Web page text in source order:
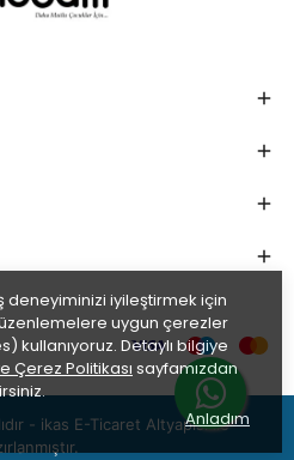
deneyiminizi iyileştirmek için
uygun çerezler
kullanıyoruz. Detaylı bilgiye
Çerez Politikası sayfamızdan
Anladım
- ikas E-Ticaret Altyapısı ile